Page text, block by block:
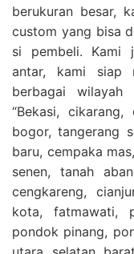
berukuran besar,
custom yang bisa
si pembeli. Kami
antar, kami siap
berbagai
“Bekasi,
bogor, tangerang
baru, cempaka
senen, tanah
cengkareng,
kota, fatmawati,
pondok pinang,